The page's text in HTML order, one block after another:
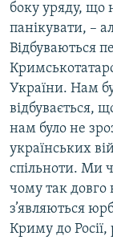
боку уряду, що
панікувати, –
Відбуваються
України. Нам
відбувається,
нам було не
українських
спільноти. Ми
чому так довго
з’являються
Криму до